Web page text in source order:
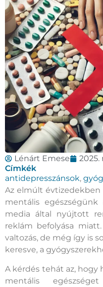
Lénárt Emese
2025.
Címkék
antidepresszánsok,
Az elmúlt évtizedekben
mentális egészségünk
media által nyújtott
reklám befolyása
valtozás, de még így is
keresve, a
A kérdés tehát az, hogy
mentális